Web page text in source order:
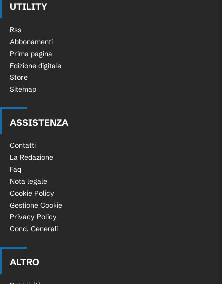
UTILITY
Rss
Abbonamenti
Prima pagina
Edizione digitale
Store
Sitemap
ASSISTENZA
Contatti
La Redazione
Faq
Nota legale
Cookie Policy
Gestione Cookie
Privacy Policy
Cond. Generali
ALTRO